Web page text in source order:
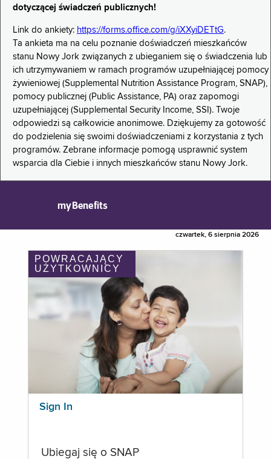
dotyczącej świadczeń publicznych!
Link do ankiety: https://forms.office.com/g/iXXyiDETtG.
Ta ankieta ma na celu poznanie doświadczeń mieszkańców
stanu Nowy Jork związanych z ubieganiem się o świadczenia lub
ich utrzymywaniem w ramach programów uzupełniającej pomocy
żywieniowej (Supplemental Nutrition Assistance Program, SNAP),
pomocy publicznej (Public Assistance, PA) oraz zapomogi
uzupełniającej (Supplemental Security Income, SSI). Twoje
odpowiedzi są całkowicie anonimowe. Dziękujemy za gotowość
do podzielenia się swoimi doświadczeniami z korzystania z tych
programów. Zebrane informacje pomogą usprawnić system
wsparcia dla Ciebie i innych mieszkańców stanu Nowy Jork.
myBenefits
czwartek, 6 sierpnia 2026
POWRACAJĄCY
UŻYTKOWNICY
Sign In
Ubiegaj się o SNAP